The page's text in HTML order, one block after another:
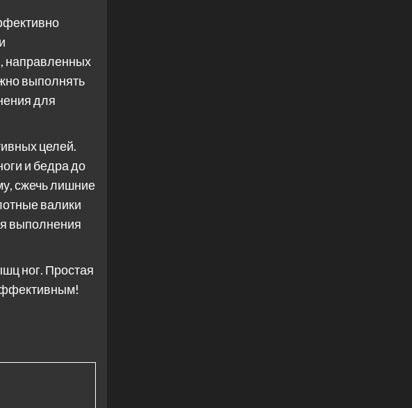
направленных
выполнять
для
целей.
и бедра до
сжечь лишние
валики
выполнения
ног. Простая